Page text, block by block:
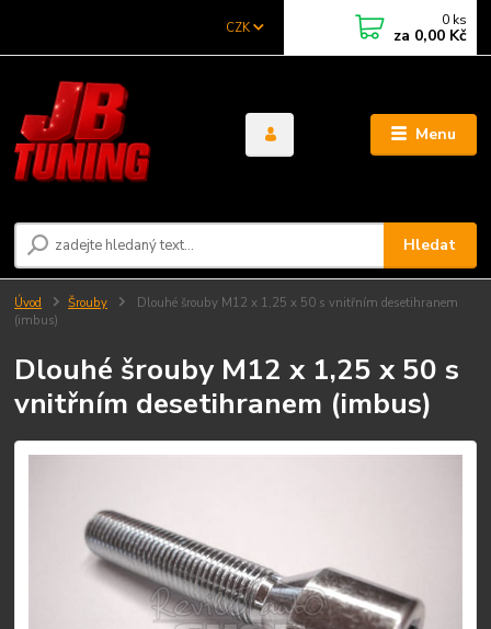
Menu
CZK
Hledat
0 ks
za 0,00 Kč
Úvod Šrouby
Dlouhé šrouby M12 x 1,25 x 50 s vnitřním desetihranem
(imbus)
Dlouhé šrouby M12 x 1,25 x 50 s
vnitřním desetihranem (imbus)